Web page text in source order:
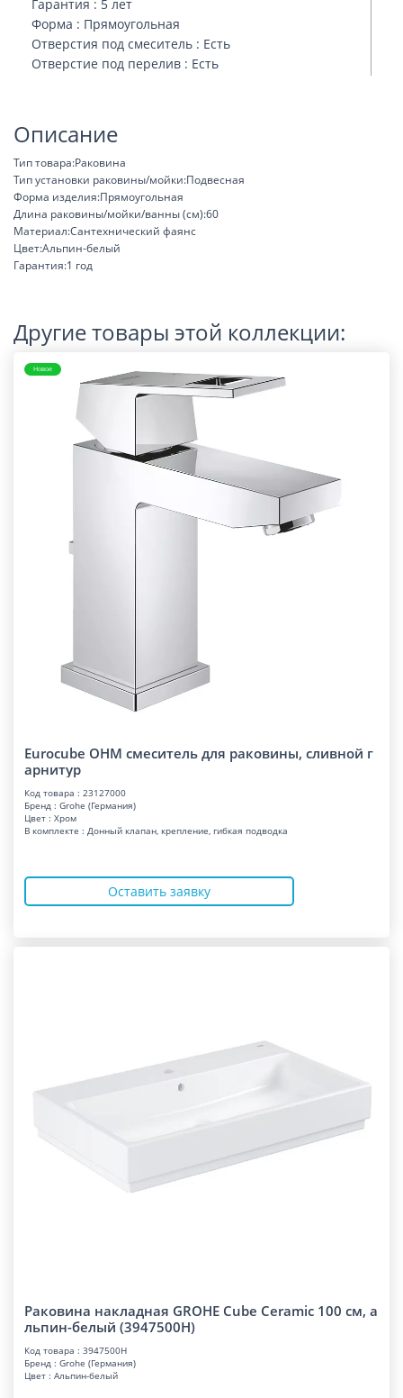
Гарантия : 5 лет
Форма : Прямоугольная
Отверстия под смеситель : Есть
Отверстие под перелив : Есть
Описание
Тип товара:Раковина
Тип установки раковины/мойки:Подвесная
Форма изделия:Прямоугольная
Длина раковины/мойки/ванны (см):60
Материал:Сантехнический фаянс
Цвет:Альпин-белый
Гарантия:1 год
Другие товары этой коллекции:
Новое
Eurocube OHM смеситель для раковины, сливной г
арнитур
Код товара : 23127000
Бренд : Grohe (Германия)
Цвет : Хром
В комплекте : Донный клапан, крепление, гибкая подводка
Оставить заявку
Раковина накладная GROHE Cube Ceramic 100 см, а
льпин-белый (3947500H)
Код товара : 3947500H
Бренд : Grohe (Германия)
Цвет : Альпин-белый